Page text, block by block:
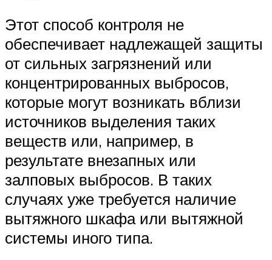
Этот способ контроля не
обеспечивает надлежащей защиты
от сильных загрязнений или
концентрированных выбросов,
которые могут возникать вблизи
источников выделения таких
веществ или, например, в
результате внезапных или
залповых выбросов. В таких
случаях уже требуется наличие
вытяжного шкафа или вытяжной
системы иного типа.